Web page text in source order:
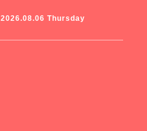
2026.08.06 Thursday